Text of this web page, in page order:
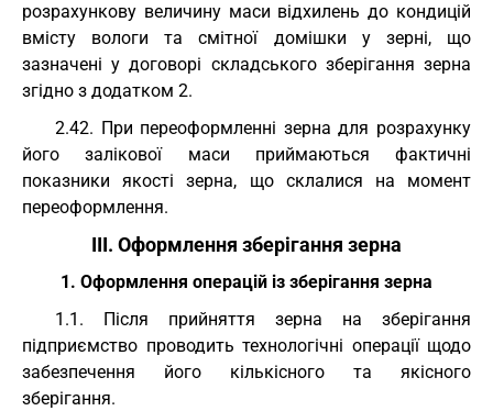
розрахункову величину маси відхилень до кондицій
вмісту вологи та смітної домішки у зерні, що
зазначені у договорі складського зберігання зерна
згідно з додатком 2.
2.42. При переоформленні зерна для розрахунку
його залікової маси приймаються фактичні
показники якості зерна, що склалися на момент
переоформлення.
III. Оформлення зберігання зерна
1. Оформлення операцій із зберігання зерна
1.1. Після прийняття зерна на зберігання
підприємство проводить технологічні операції щодо
забезпечення його кількісного та якісного
зберігання.